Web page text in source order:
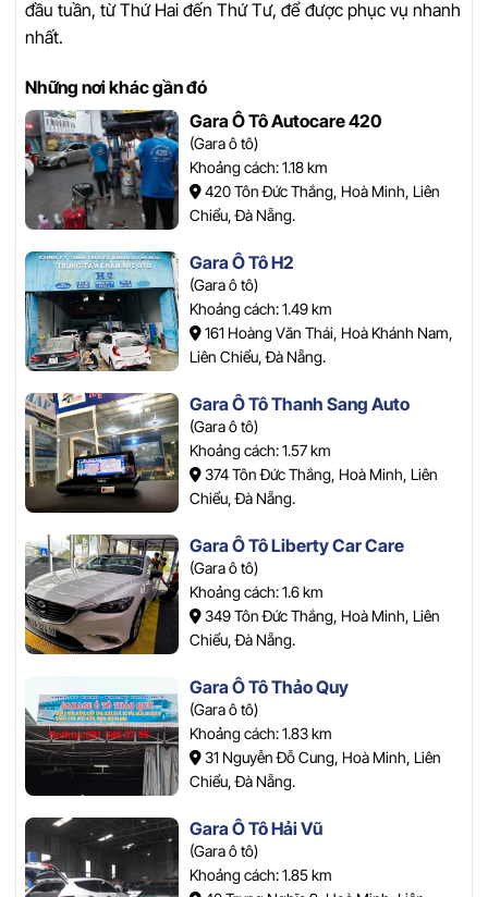
đầu tuần, từ Thứ Hai đến Thứ Tư, để được phục vụ nhanh
nhất.
Những nơi khác gần đó
Gara Ô Tô Autocare 420
(Gara ô tô)
Khoảng cách: 1.18 km
420 Tôn Đức Thắng, Hoà Minh, Liên
Chiểu, Đà Nẵng.
Gara Ô Tô H2
(Gara ô tô)
Khoảng cách: 1.49 km
161 Hoàng Văn Thái, Hoà Khánh Nam,
Liên Chiểu, Đà Nẵng.
Gara Ô Tô Thanh Sang Auto
(Gara ô tô)
Khoảng cách: 1.57 km
374 Tôn Đức Thắng, Hoà Minh, Liên
Chiểu, Đà Nẵng.
Gara Ô Tô Liberty Car Care
(Gara ô tô)
Khoảng cách: 1.6 km
349 Tôn Đức Thắng, Hoà Minh, Liên
Chiểu, Đà Nẵng.
Gara Ô Tô Thảo Quy
(Gara ô tô)
Khoảng cách: 1.83 km
31 Nguyễn Đỗ Cung, Hoà Minh, Liên
Chiểu, Đà Nẵng.
Gara Ô Tô Hải Vũ
(Gara ô tô)
Khoảng cách: 1.85 km